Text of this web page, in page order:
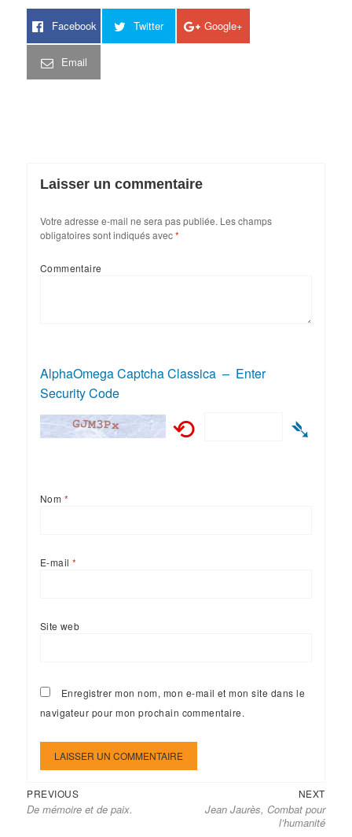
Facebook Twitter Google+
Email
Laisser un commentaire
Votre adresse e-mail ne sera pas publiée. Les champs
obligatoires sont indiqués avec*
Commentaire
AlphaOmega Captcha Classica – Enter
Security Code
⟲ ➴
Nom *
E-mail *
Site web
Enregistrer mon nom, mon e-mail et mon site dans le
navigateur pour mon prochain commentaire.
Navigation
de
PREVIOUSPrevious
post:
De mémoire et de paix.
NEXTNext
post:
Jean Jaurès, Combat pour
l’humanité